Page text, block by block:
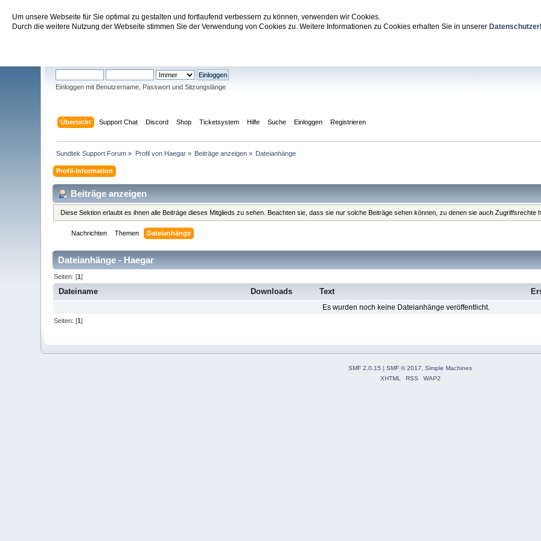
Um unsere Webseite für Sie optimal zu gestalten und fortlaufend verbessern zu können, verwenden wir Cookies.
Durch die weitere Nutzung der Webseite stimmen Sie der Verwendung von Cookies zu. Weitere Informationen zu Cookies erhalten Sie in unserer
Sundtek Support Forum
Einloggen mit Benutzername, Passwort und Sitzungslänge
Übersicht Support Chat Discord Shop Ticketsystem Hilfe Suche Einloggen Registrieren
Sundtek Support Forum » Profil von Haegar» Beiträge anzeigen » Dateianhänge
Profil-Information
Beiträge anzeigen
Diese Sektion erlaubt es ihnen alle Beiträge dieses Mitglieds zu sehen. Beachten sie, dass sie nur solche Beiträge sehen können, zu denen sie auch Zugriffsrechte
Nachrichten Themen Dateianhänge
Dateianhänge - Haegar
Seiten: [1]
Dateiname Downloads Text
Es wurden noch keine Dateianhänge veröffentlicht.
Seiten: [1]
SMF 2.0.15 | SMF © 2017
Simple Machines
XHTML
RSS WAP2